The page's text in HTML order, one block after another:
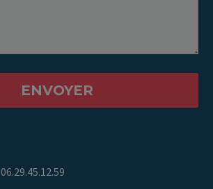
06.29.45.12.59